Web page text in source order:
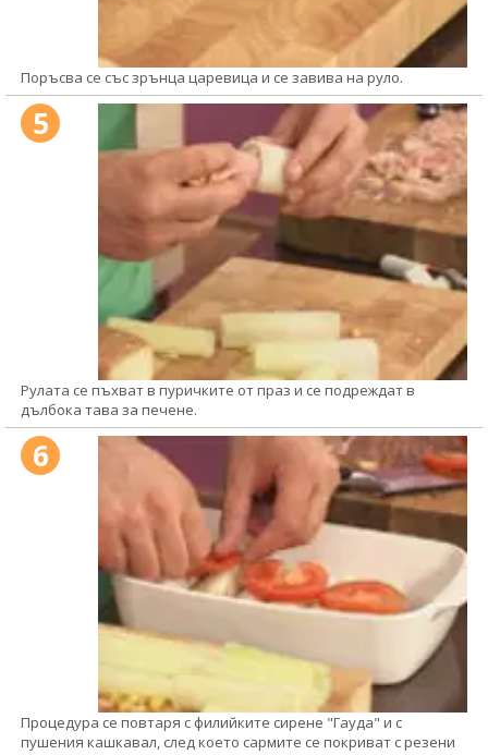
Поръсва се със зрънца царевица и се завива на руло.
5
Рулата се пъхват в пуричките от праз и се подреждат в
дълбока тава за печене.
6
Процедура се повтаря с филийките сирене "Гауда" и с
пушения кашкавал, след което сармите се покриват с резени